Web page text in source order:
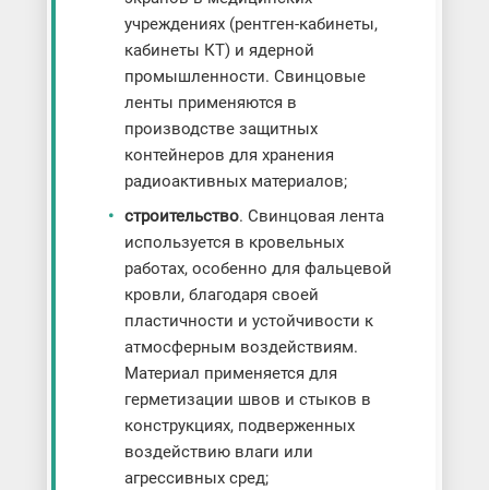
учреждениях (рентген-кабинеты,
кабинеты КТ) и ядерной
промышленности. Свинцовые
ленты применяются в
производстве защитных
контейнеров для хранения
радиоактивных материалов;
строительство. Свинцовая лента
используется в кровельных
работах, особенно для фальцевой
кровли, благодаря своей
пластичности и устойчивости к
атмосферным воздействиям.
Материал применяется для
герметизации швов и стыков в
конструкциях, подверженных
воздействию влаги или
агрессивных сред;